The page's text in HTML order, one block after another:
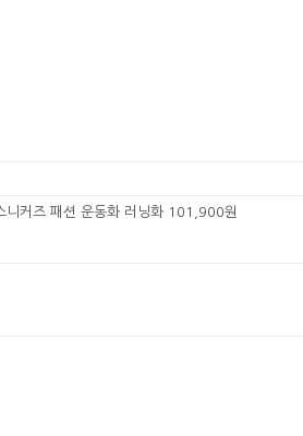
니커즈 패션 운동화 러닝화 101,900원